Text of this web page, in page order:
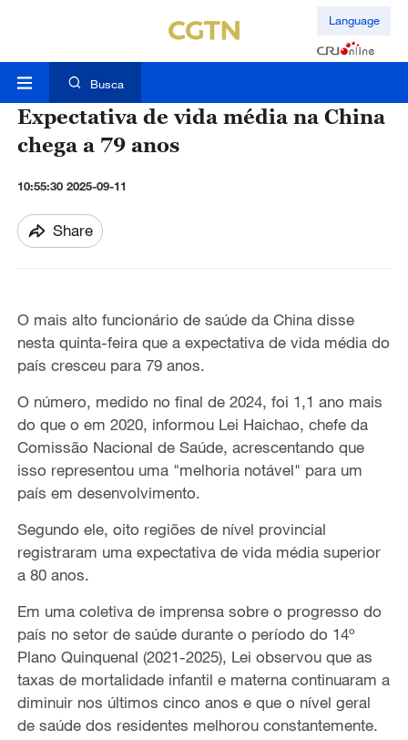
Language
Busca
Expectativa de vida média na China
chega a 79 anos
10:55:30 2025-09-11
Share
O mais alto funcionário de saúde da China disse
nesta quinta-feira que a expectativa de vida média do
país cresceu para 79 anos.
O número, medido no final de 2024, foi 1,1 ano mais
do que o em 2020, informou Lei Haichao, chefe da
Comissão Nacional de Saúde, acrescentando que
isso representou uma "melhoria notável" para um
país em desenvolvimento.
Segundo ele, oito regiões de nível provincial
registraram uma expectativa de vida média superior
a 80 anos.
Em uma coletiva de imprensa sobre o progresso do
país no setor de saúde durante o período do 14º
Plano Quinquenal (2021-2025), Lei observou que as
taxas de mortalidade infantil e materna continuaram a
diminuir nos últimos cinco anos e que o nível geral
de saúde dos residentes melhorou constantemente.